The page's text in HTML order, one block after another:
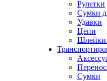
Рулетки
Сумки
Удавки
Цепи
Шлейки
Сумки